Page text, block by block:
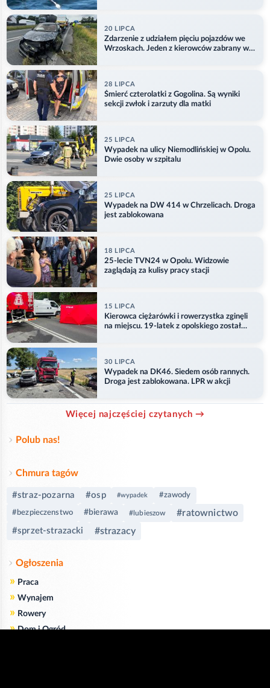
20 LIPCA
Zdarzenie z udziałem pięciu pojazdów we
Wrzoskach. Jeden z kierowców zabrany w
28 LIPCA
Śmierć czterolatki z Gogolina. Są wyniki
sekcji zwłok i zarzuty dla matki
25 LIPCA
Wypadek na ulicy Niemodlińskiej w Opolu.
Dwie osoby w szpitalu
25 LIPCA
Wypadek na DW 414 w Chrzelicach. Droga
jest zablokowana
18 LIPCA
25-lecie TVN24 w Opolu. Widzowie
zaglądają za kulisy pracy stacji
15 LIPCA
Kierowca ciężarówki i rowerzystka zginęli
na miejscu. 19-latek z opolskiego został
30 LIPCA
Wypadek na DK46. Siedem osób rannych.
Droga jest zablokowana. LPR w akcji
Więcej najczęściej czytanych →
Polub nas!
Chmura tagów
#straz-pozarna #osp #wypadek #zawody
#bezpieczenstwo #bierawa #lubieszow #ratownictwo
#sprzet-strazacki #strazacy
Ogłoszenia
» Praca
» Wynajem
» Rowery
» Dom i Ogród